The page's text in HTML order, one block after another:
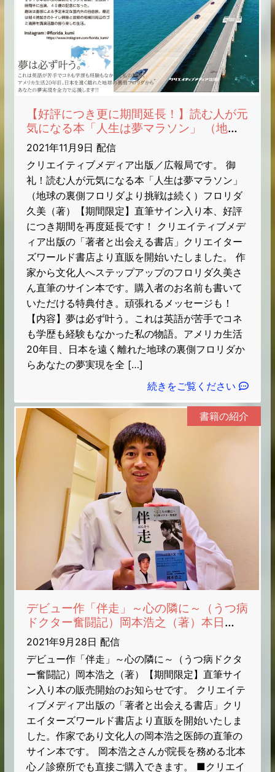
【好評につき更に期間延長！】読む人が元
気になる本「人生は夢マラソン」 （地球
の裏側フロリダより挑戦は続く）フロリダ
久美（著）【期間限定】直筆サイン入り
本・発売のお知らせ
2021年11月9日 配信
クリエイティブメディア出版／広報局です。 御
礼！読む人が元気になる本「人生は夢マラソン」
（地球の裏側フロリダより挑戦は続く）フロリダ
久美（著）【期間限定】直筆サイン入り本、好評
につき期間を再度延長です！ クリエイティブメデ
ィア出版の「著者と出会える書店」クリエイター
ズワールド書店より直販を開始いたしました。 作
家から文化人へステップアップのフロリダ久美さ
ん直筆のサイン本です。購入者のお名前も書いて
いただける特典付き。頑張れるメッセージも！
【内容】夢は必ず叶う。これは英語が苦手でコネ
も学歴も経験もなかった私の物語。アメリカ生活
20年目、日本を遠く離れた地球の裏側フロリダか
らあなたの夢実現を全 […]
続きをご覧ください
書籍の紹介
デビュー作「伴走」～心の隣に～（うつ病
ドクター奮闘記）岡本浩之（著）本日
9/28発売（第8回・出版大賞「準大賞」受
賞作）【ECサイト・期間限定】直筆サイ
ン入り本のお知らせ
2021年9月28日 配信
デビュー作「伴走」～心の隣に～（うつ病ドクタ
ー奮闘記）岡本浩之（著）【期間限定】直筆サイ
ン入り本の販売開始のお知らせです。 クリエイテ
ィブメディア出版の「著者と出会える書店」クリ
エイターズワールド書店より直販を開始いたしま
した。作家であり文化人の岡本浩之医師の直筆の
サイン本です。 岡本浩之さんが院長を務める北本
心ノ診療所でも直接ご購入できます。 ■クリエイ